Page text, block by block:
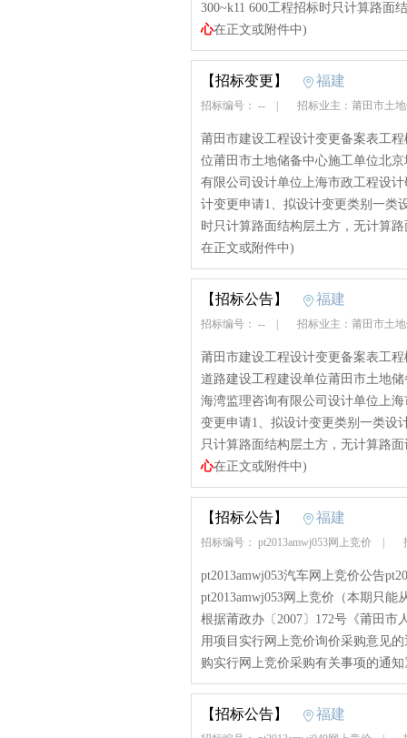
300~k11 600工程招标时只计算路面
心在正文或附件中)
【招标变更】 福建
招标编号： -- 招标业主：莆田市土
莆田市建设工程设计变更备案表工
位莆田市土地储备中心施工单位北
有限公司设计单位上海市政工程设
计变更申请1、拟设计变更类别一类
时只计算路面结构层土方，无计算
在正文或附件中)
【招标公告】 福建
招标编号： -- 招标业主：莆田市土
莆田市建设工程设计变更备案表工
道路建设工程建设单位莆田市土地
海湾监理咨询有限公司设计单位上
变更申请1、拟设计变更类别一类设
只计算路面结构层土方，无计算路
心在正文或附件中)
【招标公告】 福建
招标编号： pt2013amwj053网上竞价
pt2013amwj053汽车网上竞价公告
pt2013amwj053网上竞价（本期只能
根据莆政办〔2007〕172号《莆田
用项目实行网上竞价询价采购意见
购实行网上竞价采购有关事项的通
【招标公告】 福建